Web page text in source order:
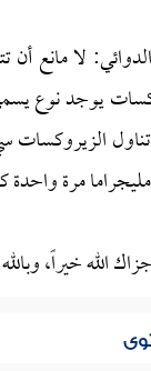
الدوائي: لا
يوجد نوع
الله خيراً،